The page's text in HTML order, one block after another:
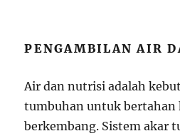
PENGAMBILAN AIR
Air dan nutrisi adalah
tumbuhan untuk bertahan
berkembang. Sistem akar